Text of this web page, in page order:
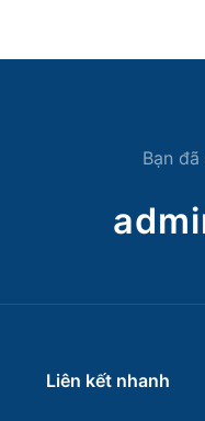
Bạn
Liên kết nhanh